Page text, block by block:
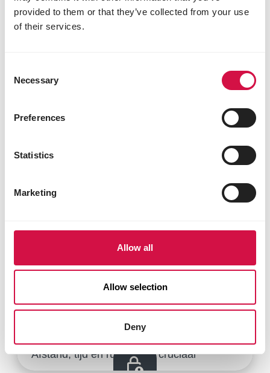
provided to them or that they’ve collected from your use
of their services.
Selection
Necessary
Preferences
Statistics
Marketing
Allow all
Allow selection
Deny
Niet zo vanzelfsprekend voor je pup
Samen de buitenwereld verkennen
29/46
In een nieuwe omgeving
Stap 1: een veilige omgeving
Starten vanuit een veilige en gecontroleerde omgeving
Samen de buitenwereld verkennen
En groene communicatie installeren
Samen de buitenwereld verkennen
32/46
Stap 3: begrenzen
Behoeden voor gevaar en leiding nemen
Samen de buitenwereld verkennen
Afstand, tijd en ruimte zijn cruciaal